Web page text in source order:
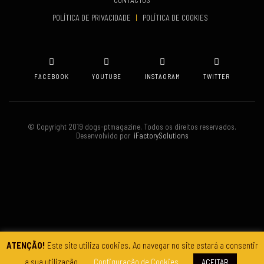
POLÍTICA DE PRIVACIDADE
| POLÍTICA DE COOKIES
FACEBOOK YOUTUBE INSTAGRAM TWITTER
© Copyright 2019 dogs-ptmagazine. Todos os direitos reservados.
Desenvolvido poriFactorySolutions
ATENÇÃO! Este site utiliza cookies. Ao navegar no site estará a consentir
a sua utilização.
Configuração de Cookies ACEITAR